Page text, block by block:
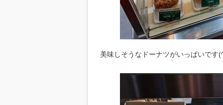
美味しそうなドーナツがいっぱいです